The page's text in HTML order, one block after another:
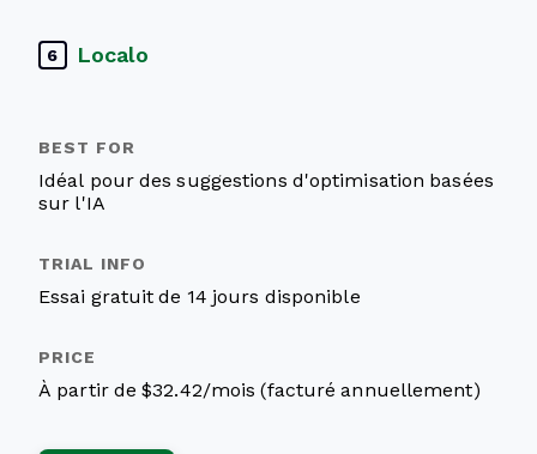
6 Localo
Idéal pour des suggestions d'optimisation basées
sur l'IA
Essai gratuit de 14 jours disponible
À partir de $32.42/mois (facturé annuellement)